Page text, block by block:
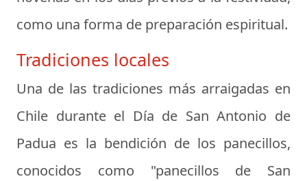
como una forma de preparación espiritual.
Tradiciones locales
Una de las tradiciones más arraigadas en
Chile durante el Día de San Antonio de
Padua es la bendición de los panecillos,
conocidos como "panecillos de San